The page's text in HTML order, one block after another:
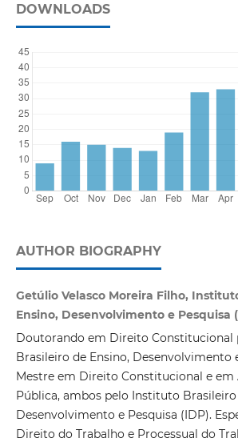
DOWNLOADS
AUTHOR BIOGRAPHY
Getúlio Velasco Moreira Filho,
Ensino, Desenvolvimento e Pesquisa
Doutorando em Direito Constitucional
Brasileiro de Ensino, Desenvolvimento
Mestre em Direito Constitucional e
Pública, ambos pelo Instituto Brasileiro
Desenvolvimento e Pesquisa (IDP).
Direito do Trabalho e Processual do